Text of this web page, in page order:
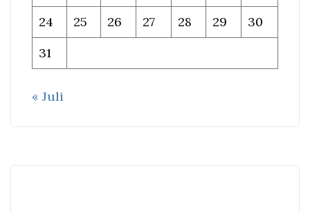
24
25 26 27 28 29
30
31
« Juli